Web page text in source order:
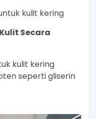
kulit kering
Secara
kulit kering
seperti gliserin